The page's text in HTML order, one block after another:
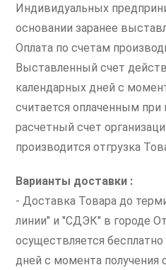
Индивидуальных
основании заранее
Оплата по счетам
Выставленный счет
календарных дней с
считается оплаченным при
расчетный счет
производится отгрузка
Варианты доставки :
- Доставка Товара до
линии" и "СДЭК" в городе
осуществляется
дней с момента получения